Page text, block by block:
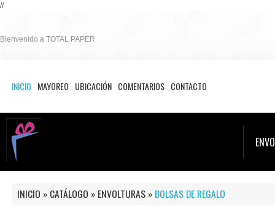
//
INICIO MAYOREO UBICACIÓN COMENTARIOS CONTACTO
Bienvenido a TOTAL PAPER
INICIO » CATÁLOGO » ENVOLTURAS » BOLSAS DE REGALO